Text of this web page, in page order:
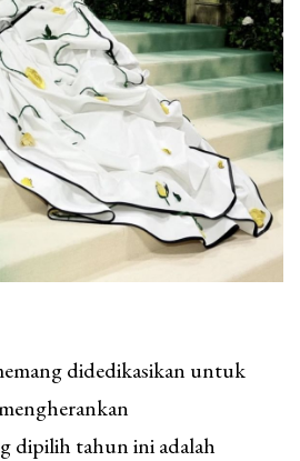
didedikasikan untuk
dipilih tahun ini adalah